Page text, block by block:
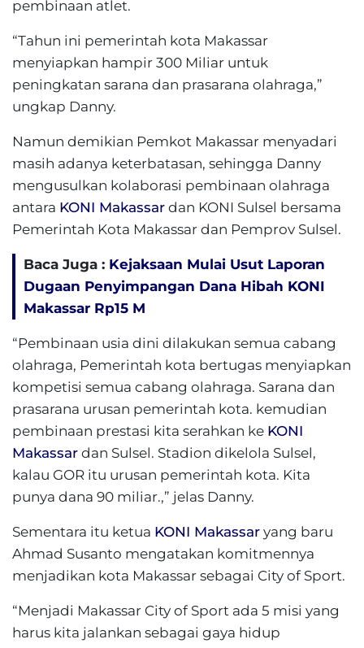
pembinaan atlet.
“Tahun ini pemerintah kota Makassar
menyiapkan hampir 300 Miliar untuk
peningkatan sarana dan prasarana olahraga,”
ungkap Danny.
Namun demikian Pemkot Makassar menyadari
masih adanya keterbatasan, sehingga Danny
mengusulkan kolaborasi pembinaan olahraga
antara KONI Makassar dan KONI Sulsel bersama
Pemerintah Kota Makassar dan Pemprov Sulsel.
Baca Juga : Kejaksaan Mulai Usut Laporan
Dugaan Penyimpangan Dana Hibah KONI
Makassar Rp15 M
“Pembinaan usia dini dilakukan semua cabang
olahraga, Pemerintah kota bertugas menyiapkan
kompetisi semua cabang olahraga. Sarana dan
prasarana urusan pemerintah kota. kemudian
pembinaan prestasi kita serahkan ke KONI
Makassar dan Sulsel. Stadion dikelola Sulsel,
kalau GOR itu urusan pemerintah kota. Kita
punya dana 90 miliar.,” jelas Danny.
Sementara itu ketua KONI Makassar yang baru
Ahmad Susanto mengatakan komitmennya
menjadikan kota Makassar sebagai City of Sport.
“Menjadi Makassar City of Sport ada 5 misi yang
harus kita jalankan sebagai gaya hidup